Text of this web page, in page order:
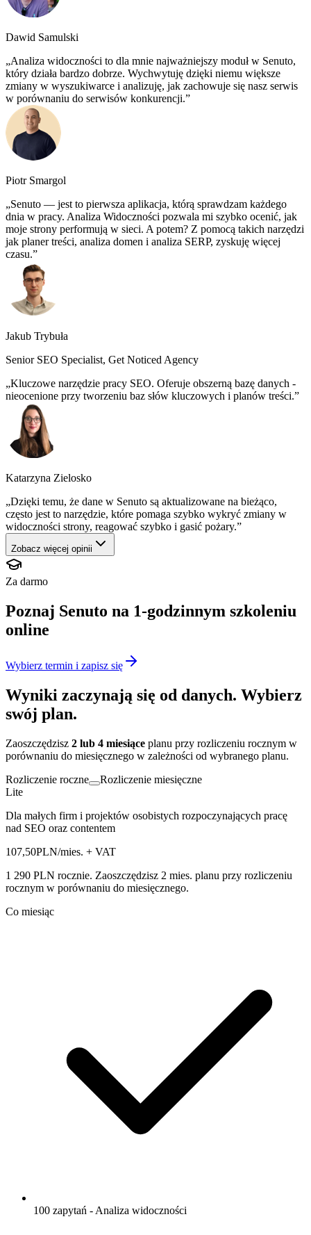
Dawid Samulski
Analiza widoczności to dla mnie najważniejszy moduł w Senuto,
który działa bardzo dobrze. Wychwytuję dzięki niemu większe
zmiany w wyszukiwarce i analizuję, jak zachowuje się nasz serwis
w porównaniu do serwisów konkurencji.
Piotr Smargol
Senuto — jest to pierwsza aplikacja, którą sprawdzam każdego
dnia w pracy. Analiza Widoczności pozwala mi szybko ocenić, jak
moje strony performują w sieci. A potem? Z pomocą takich narzędzi
jak planer treści, analiza domen i analiza SERP, zyskuję więcej
czasu.
Jakub Trybuła
Senior SEO Specialist, Get Noticed Agency
Kluczowe narzędzie pracy SEO. Oferuje obszerną bazę danych -
nieocenione przy tworzeniu baz słów kluczowych i planów treści.
Katarzyna Zielosko
Dzięki temu, że dane w Senuto są aktualizowane na bieżąco,
często jest to narzędzie, które pomaga szybko wykryć zmiany w
widoczności strony, reagować szybko i gasić pożary.
Zobacz więcej opinii
Za darmo
Poznaj Senuto na 1-godzinnym szkoleniu
online
Wybierz termin i zapisz się
Wyniki zaczynają się od danych. Wybierz
swój plan.
Zaoszczędzisz 2 lub 4 miesiące planu przy rozliczeniu rocznym w
porównaniu do miesięcznego w zależności od wybranego planu.
Rozliczenie roczne
Rozliczenie miesięczne
Lite
Dla małych firm i projektów osobistych rozpoczynających pracę
nad SEO oraz contentem
107,50PLN/mies. + VAT
1 290 PLN rocznie. Zaoszczędzisz 2 mies. planu przy rozliczeniu
rocznym w porównaniu do miesięcznego.
Co miesiąc
100 zapytań - Analiza widoczności